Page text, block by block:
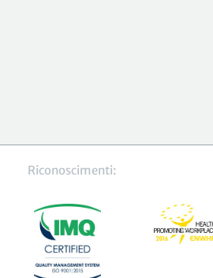
Riconoscimenti: